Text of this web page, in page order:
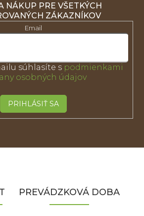
NÁKUP PRE VŠETKÝCH
ZÁKAZNÍKOV
Email
súhlasíte s podmienkami
osobných údajov
PRIHLÁSIŤ SA
PREVÁDZKOVÁ DOBA